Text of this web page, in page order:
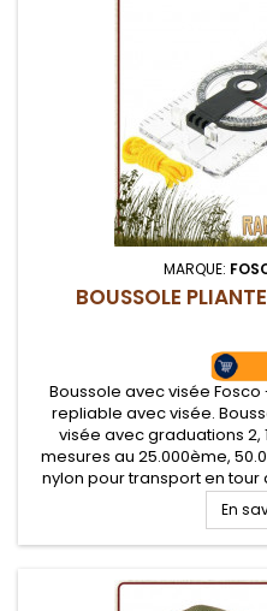
MARQUE:
BOUSSOLE
Boussole avec visée
repliable avec visée.
visée avec graduations 2,
mesures au 25.000ème,
nylon pour transport en tour
mm et
En